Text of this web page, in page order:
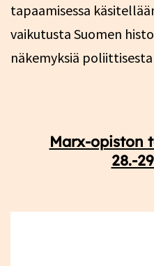
tapaamisessa
vaikutusta Suomen
näkemyksiä
Marx-opiston
28.-